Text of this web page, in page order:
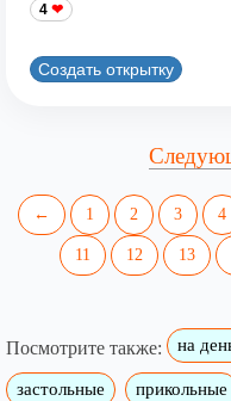
4
Создать открытку
← 1 2 3 4
11 12 13
Посмотрите также: на
застольные прикольные